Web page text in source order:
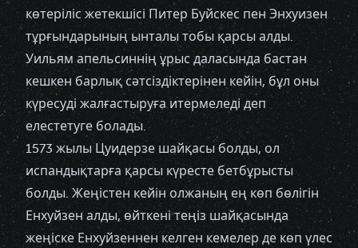
көтеріліс жетекшісі Питер Буйскес пен Энхуизен
тұрғындарының ынталы тобы қарсы алды.
Уильям апельсиннің ұрыс даласында бастан
кешкен барлық сәтсіздіктерінен кейін, бұл оны
күресуді жалғастыруға итермеледі деп
елестетуге болады.
1573 жылы Цуидерзе шайқасы болды, ол
испандықтарға қарсы күресте бетбұрысты
болды. Жеңістен кейін олжаның ең көп бөлігін
Енхуйзен алды, өйткені теңіз шайқасында
жеңіске Енхуйзеннен келген кемелер де көп үлес